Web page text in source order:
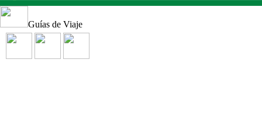
Guías de Viaje